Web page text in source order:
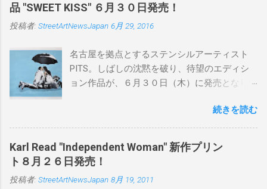
品 "SWEET KISS" ６月３０日発売！
投稿者: StreetArtNewsJapan 6月 29, 2016
名古屋を拠点とするステンシルアーティスト
PITS。しばしの沈黙を破り、待望のエディシ
ョン作品が、６月３０日（木）に発売となり
品に落とし込むスタイルは今作でも健在。(
PITSの過去記事はこちらから ) 発売日：6月30
日(木)19時 タイトル：SWEET KISS カラー：
BLUE/MINT GREEN/PINK/YELLOW エディショ
ン：各色５ サイズ：800mm × 550mm 価格：
¥16,000(¥17,280) 購入は、 こちら から
続きを読む
Karl Read "Independent Woman" 新作プリン
ト８月２６日発売！
投稿者: StreetArtNewsJapan 8月 19, 2011